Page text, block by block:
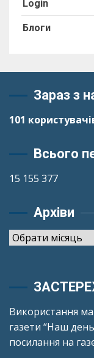
Login
Блоги
Зараз з
101
Всього
15 155 377
Архіви
Архіви
Використання
газети “Наш
посилання на